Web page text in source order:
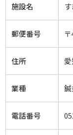
施設名
郵便番号
住所
業種
電話番号